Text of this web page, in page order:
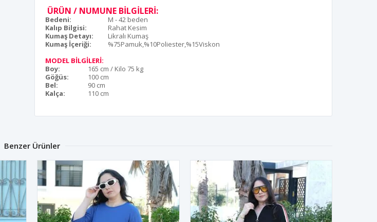
ÜRÜN / NUMUNE BİLGİLERİ:
Bedeni:
M - 42 beden
Kalıp Bilgisi:
Rahat Kesim
Kumaş Detayı:
Likralı Kumaş
Kumaş İçeriği:
%75Pamuk,%10Poliester,%15Viskon
MODEL BİLGİLERİ:
Boy:
165 cm / Kilo 75 kg
Göğüs:
100 cm
Bel:
90 cm
Kalça:
110 cm
Benzer Ürünler